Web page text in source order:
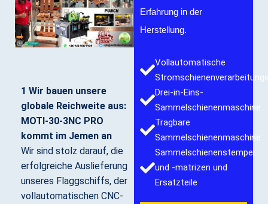
Erfahrung in der
Herstellung.
Vollautomatische
Drei-in-Eins-
Sammelschienenmaschine
Tragbare
Sammelschienenmaschine
Sammelschienenstempel
und -matrizen und
Ersatzteile
1 Wir bauen unsere
globale Reichweite aus:
MOTI-30-3NC PRO
kommt im Jemen an
Wir sind stolz darauf, die
erfolgreiche Auslieferung
unseres Flaggschiffs, der
vollautomatischen CNC-